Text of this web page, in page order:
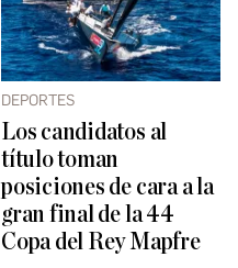
DEPORTES
Los candidatos al
título toman
posiciones de cara a la
gran final de la 44
Copa del Rey Mapfre